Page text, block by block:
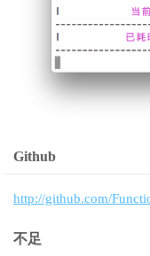
Github
http://github.com/
不足